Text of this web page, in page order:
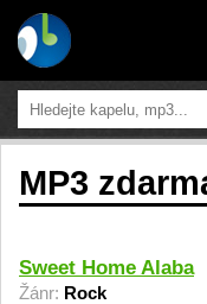
MP3
Sweet Home Alaba
Žánr: Rock